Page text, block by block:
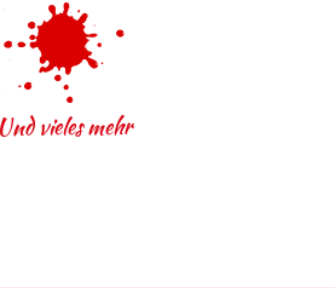
Und vieles mehr